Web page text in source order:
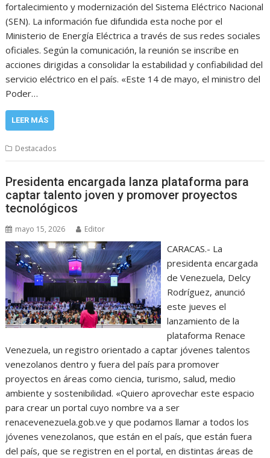
fortalecimiento y modernización del Sistema Eléctrico Nacional
(SEN). La información fue difundida esta noche por el
Ministerio de Energía Eléctrica a través de sus redes sociales
oficiales. Según la comunicación, la reunión se inscribe en
acciones dirigidas a consolidar la estabilidad y confiabilidad del
servicio eléctrico en el país. «Este 14 de mayo, el ministro del
Poder…
LEER MÁS
Destacados
Presidenta encargada lanza plataforma para
captar talento joven y promover proyectos
tecnológicos
mayo 15, 2026 Editor
CARACAS.- La
presidenta encargada
de Venezuela, Delcy
Rodríguez, anunció
este jueves el
lanzamiento de la
plataforma Renace
Venezuela, un registro orientado a captar jóvenes talentos
venezolanos dentro y fuera del país para promover
proyectos en áreas como ciencia, turismo, salud, medio
ambiente y sostenibilidad. «Quiero aprovechar este espacio
para crear un portal cuyo nombre va a ser
renacevenezuela.gob.ve y que podamos llamar a todos los
jóvenes venezolanos, que están en el país, que están fuera
del país, que se registren en el portal, en distintas áreas de